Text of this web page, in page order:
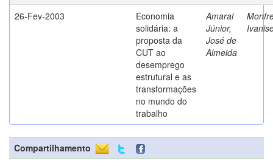
26-Fev-2003
Economia
solidária: a
proposta da
CUT ao
desemprego
estrutural e as
transformações
no mundo do
trabalho
Amaral
Júnior,
José de
Almeida
Compartilhamento